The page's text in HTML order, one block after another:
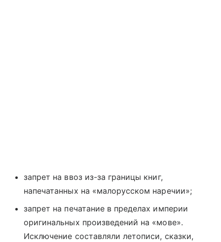
запрет на ввоз из-за границы книг,
напечатанных на «малорусском наречии»;
запрет на печатание в пределах империи
оригинальных произведений на «мове».
Исключение составляли летописи, сказки,